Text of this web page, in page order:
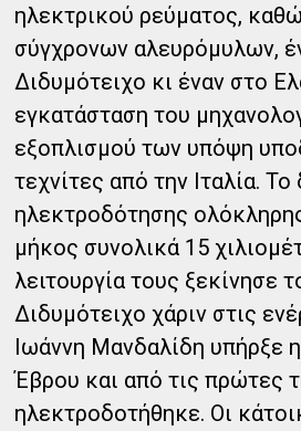
ηλεκτρικού ρεύματος,
σύγχρονων αλευρόμυλων,
Διδυμότειχο κι έναν στο
εγκατάσταση του
εξοπλισμού των υπόψη
τεχνίτες από την Ιταλία. Το
ηλεκτροδότησης
μήκος συνολικά 15
λειτουργία τους ξεκίνησε
Διδυμότειχο χάριν στις
Ιωάννη Μανδαλίδη υπήρξε
Έβρου και από τις πρώτες
ηλεκτροδοτήθηκε. Οι